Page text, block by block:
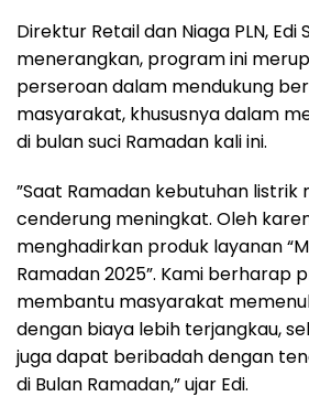
Direktur Retail dan Niaga PLN, Edi
menerangkan, program ini
perseroan dalam mendukung
masyarakat, khususnya dalam
di bulan suci Ramadan kali ini.
”Saat Ramadan kebutuhan listrik
cenderung meningkat. Oleh
menghadirkan produk layanan
Ramadan 2025”. Kami berharap
membantu masyarakat
dengan biaya lebih terjangkau,
juga dapat beribadah dengan
di Bulan Ramadan,” ujar Edi.